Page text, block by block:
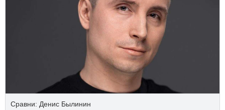
Сравни: Денис Былинин